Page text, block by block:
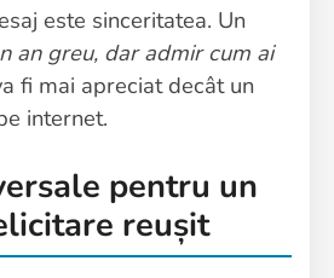
este sinceritatea. Un
an greu, dar admir cum ai
fi mai apreciat decât un
internet.
pentru un
reușit